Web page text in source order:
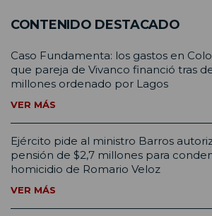
CONTENIDO DESTACADO
Caso Fundamenta: los gastos en
que pareja de Vivanco financió tras
millones ordenado por Lagos
VER MÁS
Ejército pide al ministro Barros
pensión de $2,7 millones para
homicidio de Romario Veloz
VER MÁS